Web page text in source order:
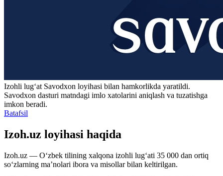
Izohli lugʻat Savodxon loyihasi bilan hamkorlikda yaratildi.
Savodxon dasturi matndagi imlo xatolarini aniqlash va tuzatishga
imkon beradi.
Batafsil
Izoh.uz loyihasi haqida
Izoh.uz — O‘zbek tilining xalqona izohli lug‘ati 35 000 dan ortiq
so‘zlarning ma’nolari ibora va misollar bilan keltirilgan.